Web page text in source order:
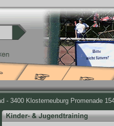
- 3400 Klosterneuburg Promenade